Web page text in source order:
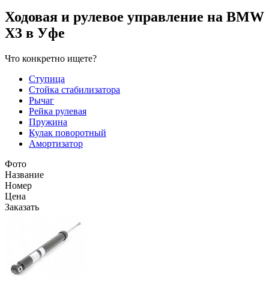
Ходовая и рулевое управление на BMW
X3 в Уфе
Что конкретно ищете?
Ступица
Стойка стабилизатора
Рычаг
Рейка рулевая
Пружина
Кулак поворотный
Амортизатор
Фото
Название
Номер
Цена
Заказать